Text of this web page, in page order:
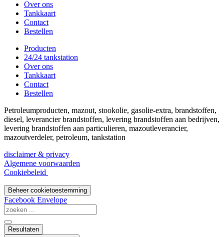
Over ons
Tankkaart
Contact
Bestellen
Producten
24/24 tankstation
Over ons
Tankkaart
Contact
Bestellen
Petroleumproducten, mazout, stookolie, gasolie-extra, brandstoffen,
diesel, leverancier brandstoffen, levering brandstoffen aan bedrijven,
levering brandstoffen aan particulieren, mazoutleverancier,
mazoutverdeler, petroleum, tankstation
disclaimer & privacy
Algemene voorwaarden
Cookiebeleid
Beheer cookietoestemming
Facebook Envelope
Search
...
Resultaten